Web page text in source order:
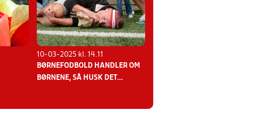
10-03-2025 kl. 14.11
BØRNEFODBOLD HANDLER OM
BØRNENE, SÅ HUSK DET...